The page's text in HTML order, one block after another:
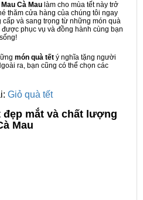
Cà Mau làm cho mùa tết này trở
thăm cửa hàng của chúng tôi ngay
và sang trọng từ những món quà
phục vụ và đồng hành cùng bạn
món quà tết ý nghĩa tặng người
ra, bạn cũng có thể chọn các
Giỏ quà tết
đẹp mắt và chất lượng
Mau